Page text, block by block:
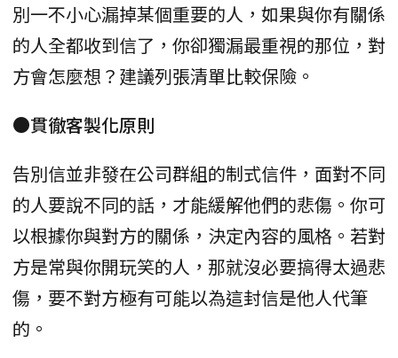
別一不小心漏掉某個重要的人，如果與你有關係
的人全都收到信了，你卻獨漏最重視的那位，對
方會怎麼想？建議列張清單比較保險。
●貫徹客製化原則
告別信並非發在公司群組的制式信件，面對不同
的人要說不同的話，才能緩解他們的悲傷。你可
以根據你與對方的關係，決定內容的風格。若對
方是常與你開玩笑的人，那就沒必要搞得太過悲
傷，要不對方極有可能以為這封信是他人代筆
的。